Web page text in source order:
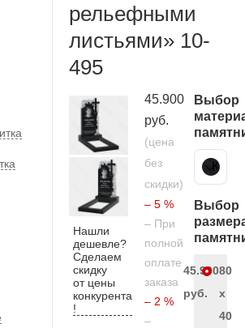
рельефными
листьями» 10-
495
Нашли
дешевле?
Сделаем
скидку
от цены
конкурента
!
45.900
руб.
(цена
без
скидки)
– 5 %
– При
полной
оплате
заказа
– 2 %
–
Выбор
Карельский гранит
Выбор
45.900
руб.
80
x
40